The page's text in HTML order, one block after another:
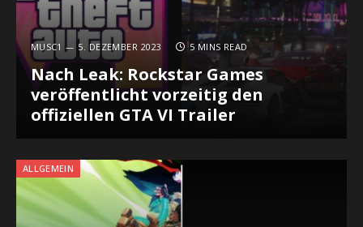
MUSC1 5. DEZEMBER 2023 5 MINS READ
Nach Leak: Rockstar Games
veröffentlicht vorzeitig den
offiziellen GTA VI Trailer
ALLGEMEIN